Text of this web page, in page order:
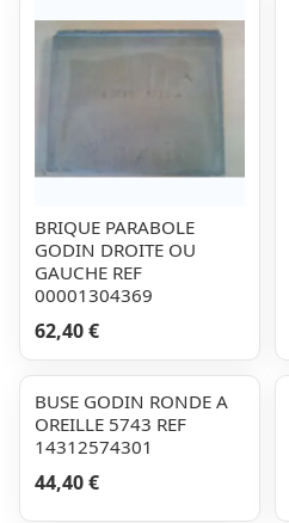
BRIQUE PARABOLE
GODIN DROITE OU
GAUCHE REF
00001304369
62,40 €
BUSE GODIN RONDE A
OREILLE 5743 REF
14312574301
44,40 €